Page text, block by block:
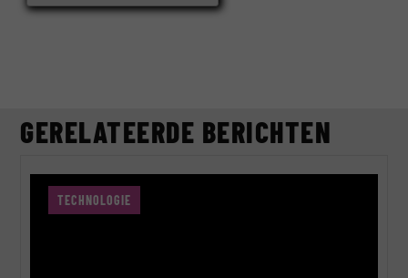
GERELATEERDE BERICHTEN
TECHNOLOGIE